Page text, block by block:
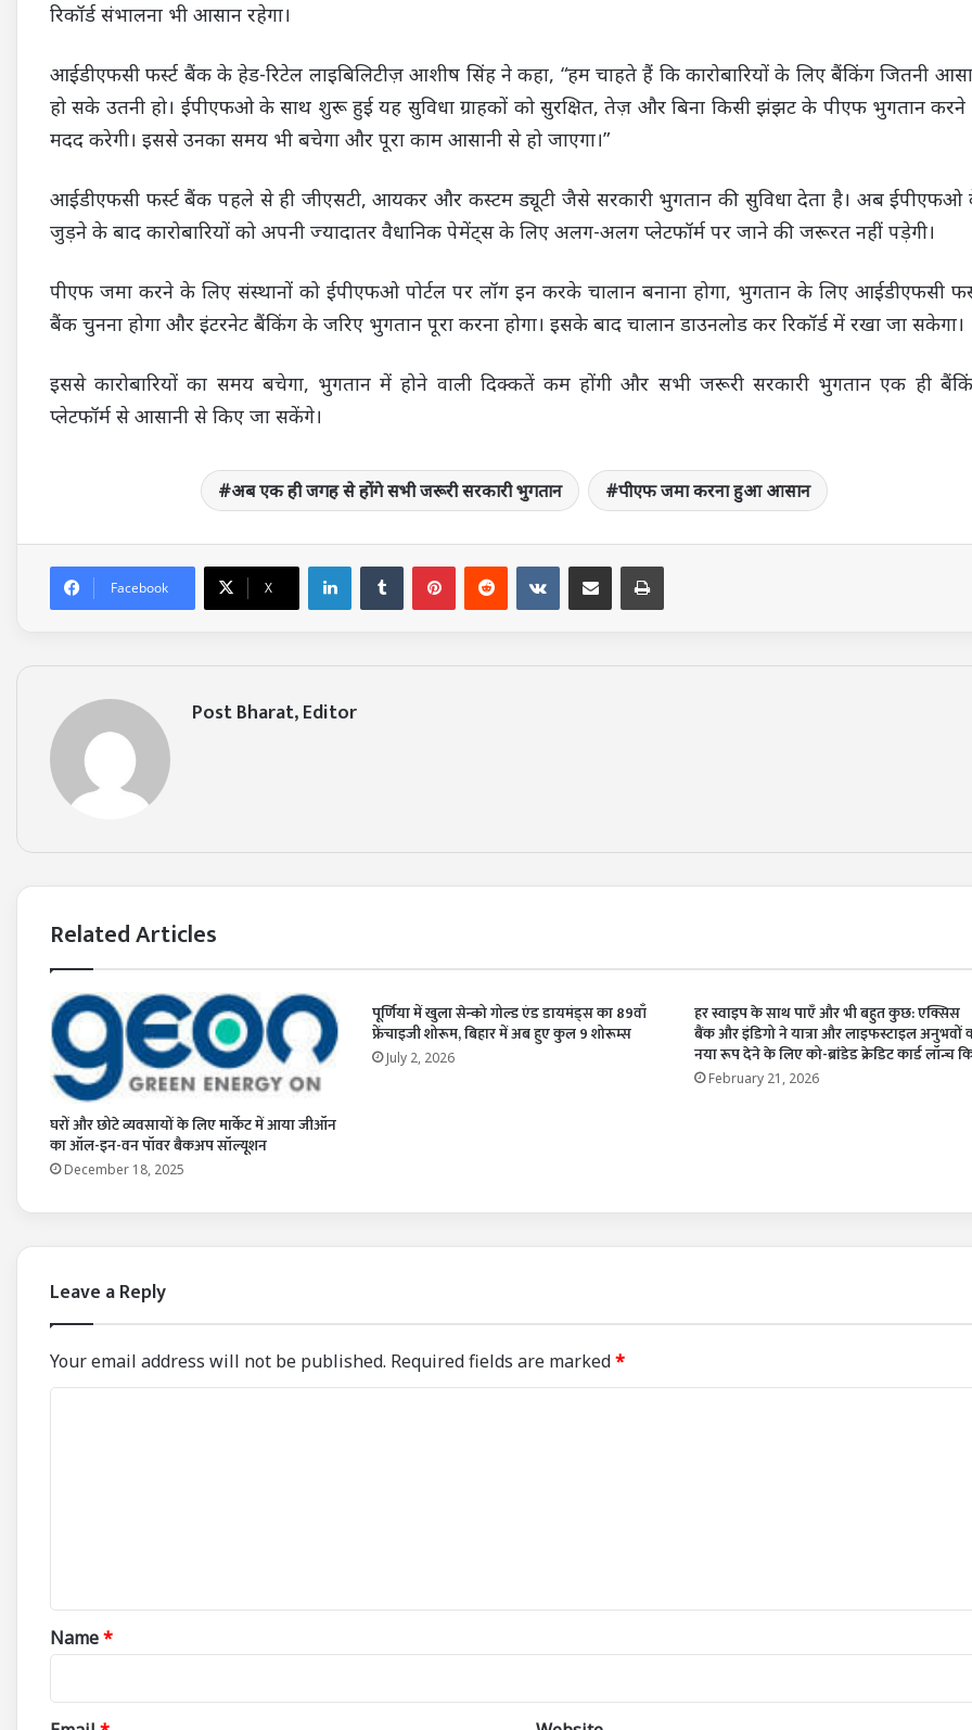
रिकॉर्ड संभालना भी आसान रहेगा।
आईडीएफसी फर्स्ट बैंक के हेड-रिटेल लाइबिलिटीज़ आशीष सिंह ने कहा, “हम चाहते हैं कि कारोबारियों के लिए बैंकिंग जितनी
हो सके उतनी हो। ईपीएफओ के साथ शुरू हुई यह सुविधा ग्राहकों को सुरक्षित, तेज़ और बिना किसी झंझट के पीएफ भुगतान
मदद करेगी। इससे उनका समय भी बचेगा और पूरा काम आसानी से हो जाएगा।”
आईडीएफसी फर्स्ट बैंक पहले से ही जीएसटी, आयकर और कस्टम ड्यूटी जैसे सरकारी भुगतान की सुविधा देता है। अब ईपीएफओ
जुड़ने के बाद कारोबारियों को अपनी ज्यादातर वैधानिक पेमेंट्स के लिए अलग-अलग प्लेटफॉर्म पर जाने की जरूरत नहीं पड़ेगी।
पीएफ जमा करने के लिए संस्थानों को ईपीएफओ पोर्टल पर लॉग इन करके चालान बनाना होगा, भुगतान के लिए आईडीएफसी
बैंक चुनना होगा और इंटरनेट बैंकिंग के जरिए भुगतान पूरा करना होगा। इसके बाद चालान डाउनलोड कर रिकॉर्ड में रखा जा सकेगा।
इससे कारोबारियों का समय बचेगा, भुगतान में होने वाली दिक्कतें कम होंगी और सभी जरूरी सरकारी भुगतान एक ही
प्लेटफॉर्म से आसानी से किए जा सकेंगे।
अब एक ही जगह से होंगे सभी जरूरी सरकारी भुगतान पीएफ जमा करना हुआ आसान
Facebook X
LinkedInTumblrPinterestRedditVKontakte
Share via Email Print
Post Bharat, Editor
Related Articles
घरों और छोटे व्यवसायों के लिए मार्केट में आया जीऑन
का ऑल-इन-वन पॉवर बैकअप सॉल्यूशन
December 18, 2025
पूर्णिया में खुला सेन्को गोल्ड एंड डायमंड्स का 89वाँ
फ्रेंचाइजी शोरूम, बिहार में अब हुए कुल 9 शोरूम्स
July 2, 2026
हर स्वाइप के साथ पाएँ और भी बहुत कुछ: एक्सिस
बैंक और इंडिगो ने यात्रा और लाइफस्टाइल अनुभवों
नया रूप देने के लिए को-ब्रांडेड क्रेडिट कार्ड लॉन्च
February 21, 2026
Leave a Reply
Your email address will not be published. Required fields are marked*
*
Name*